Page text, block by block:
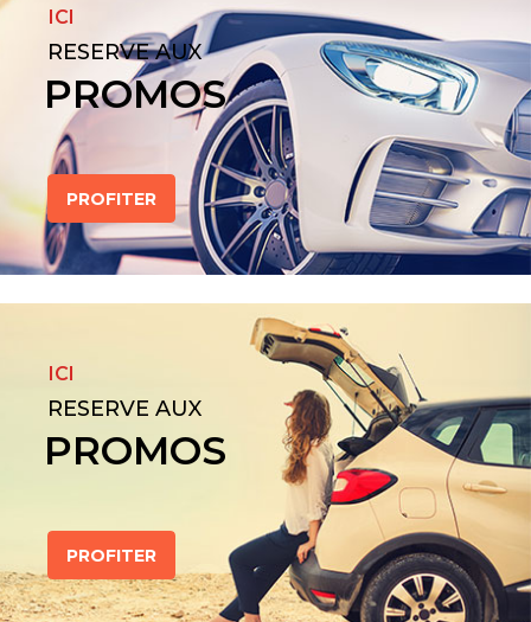
ICI
RESERVE AUX
PROMOS
PROFITER
ICI
RESERVE AUX
PROMOS
PROFITER